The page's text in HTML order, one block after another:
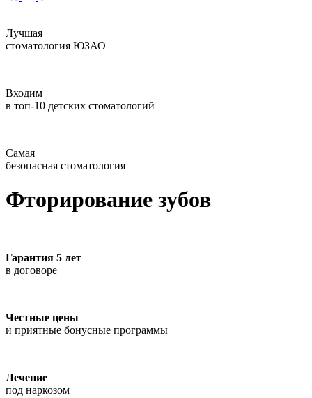
Лучшая
стоматология ЮЗАО
Входим
в топ-10 детских стоматологий
Самая
безопасная стоматология
Фторирование зубов
Гарантия 5 лет
в договоре
Честные цены
и приятные бонусные программы
Лечение
под наркозом